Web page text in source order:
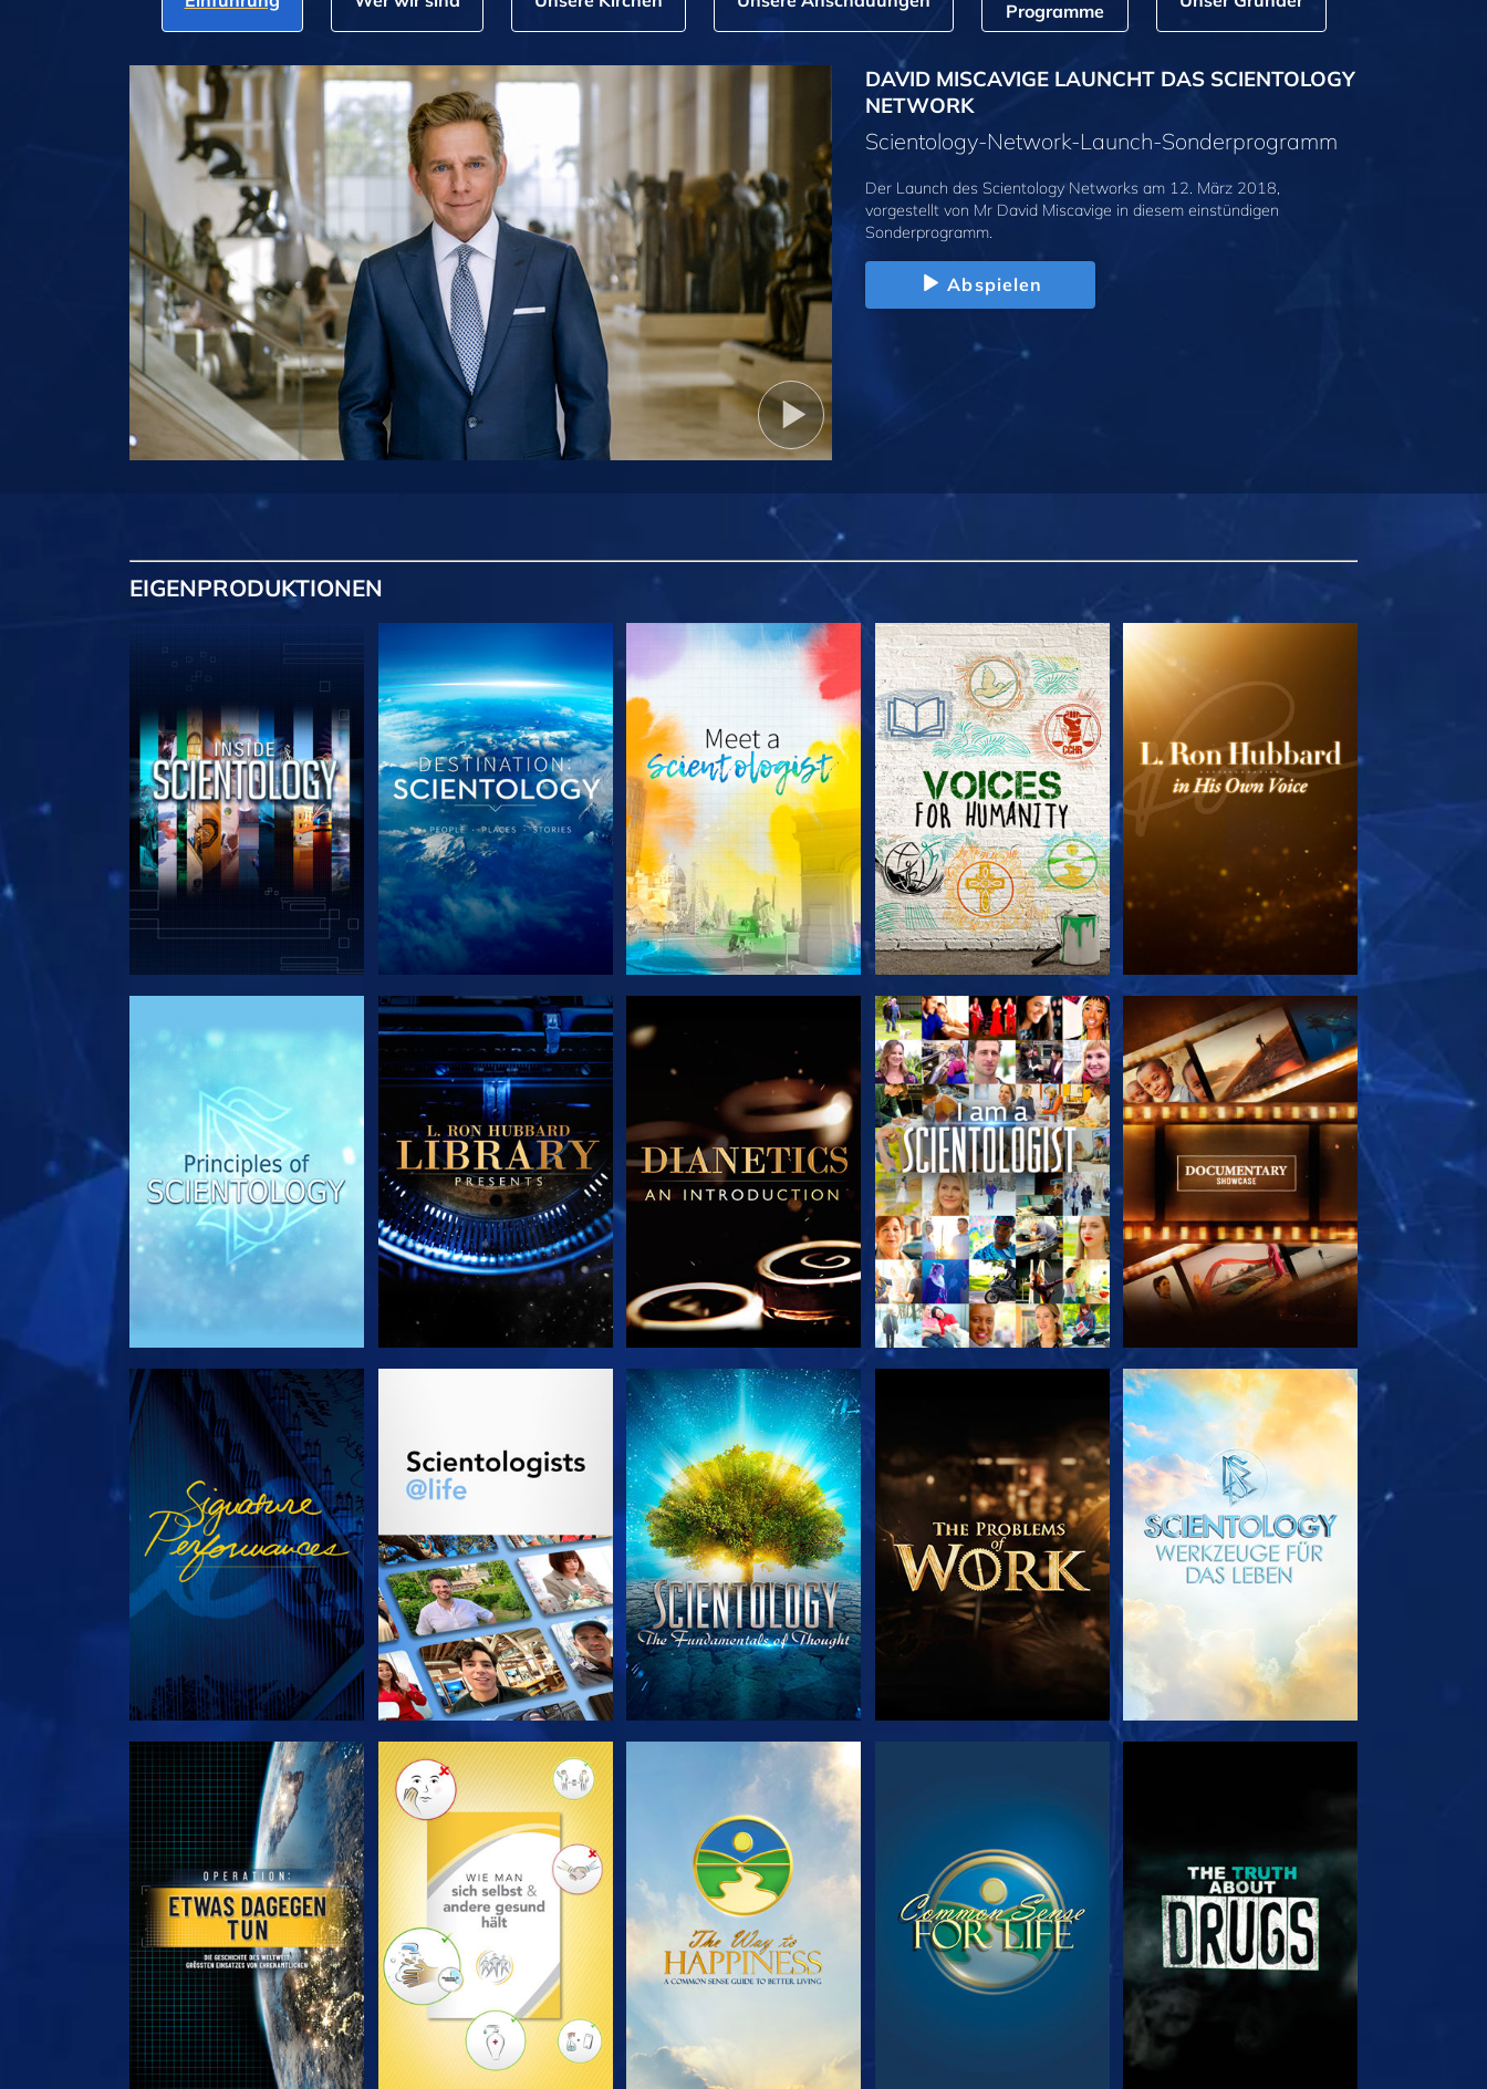
Programme
DAVID MISCAVIGE LAUNCHT DAS SCIENTOLOGY
NETWORK
Scientology-Network-Launch-Sonderprogramm
Der Launch des Scientology Networks am 12. März 2018,
vorgestellt von Mr David Miscavige in diesem einstündigen
Sonderprogramm.
Abspielen
EIGENPRODUKTIONEN
SERIE ENTDECKEN SERIE ENTDECKEN SERIE ENTDECKEN SERIE ENTDECKEN SERIE ENTDECKEN
ANSEHEN ANSEHEN SERIE ENTDECKEN
SERIE ENTDECKEN SERIE ENTDECKEN